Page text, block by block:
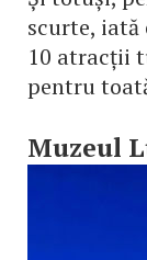
scurte,
10 atracții
pentru
Muzeul